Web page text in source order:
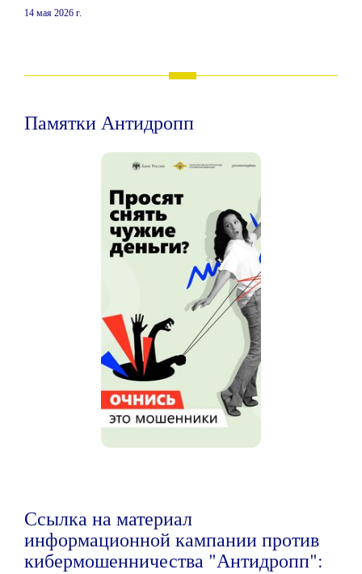
14 мая 2026 г.
Памятки Антидропп
Ссылка на материал
информационной кампании против
кибермошенничества "Антидропп":